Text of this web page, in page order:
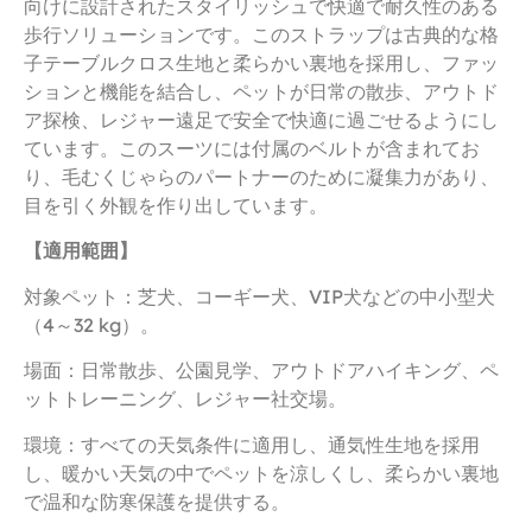
向けに設計されたスタイリッシュで快適で耐久性のある
歩行ソリューションです。このストラップは古典的な格
子テーブルクロス生地と柔らかい裏地を採用し、ファッ
ションと機能を結合し、ペットが日常の散歩、アウトド
ア探検、レジャー遠足で安全で快適に過ごせるようにし
ています。このスーツには付属のベルトが含まれてお
り、毛むくじゃらのパートナーのために凝集力があり、
目を引く外観を作り出しています。
【適用範囲】
対象ペット：芝犬、コーギー犬、VIP犬などの中小型犬
（4～32 kg）。
場面：日常散歩、公園見学、アウトドアハイキング、ペ
ットトレーニング、レジャー社交場。
環境：すべての天気条件に適用し、通気性生地を採用
し、暖かい天気の中でペットを涼しくし、柔らかい裏地
で温和な防寒保護を提供する。